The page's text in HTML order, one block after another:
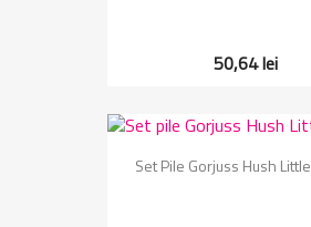
50,64 lei
Vizualizare
Set Pile Gorjuss Hush